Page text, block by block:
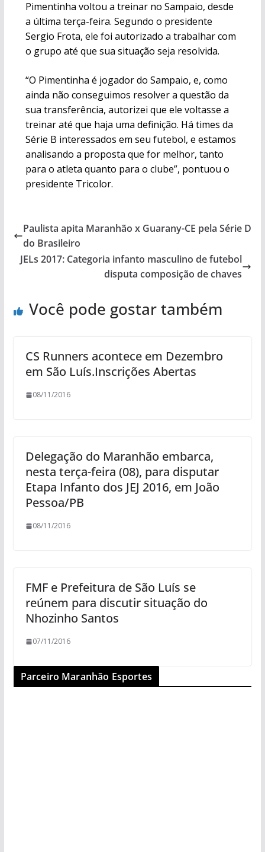
Pimentinha voltou a treinar no Sampaio, desde
a última terça-feira. Segundo o presidente
Sergio Frota, ele foi autorizado a trabalhar com
o grupo até que sua situação seja resolvida.
“O Pimentinha é jogador do Sampaio, e, como
ainda não conseguimos resolver a questão da
sua transferência, autorizei que ele voltasse a
treinar até que haja uma definição. Há times da
Série B interessados em seu futebol, e estamos
analisando a proposta que for melhor, tanto
para o atleta quanto para o clube”, pontuou o
presidente Tricolor.
Paulista apita Maranhão x Guarany-CE pela Série D
do Brasileiro
JELs 2017: Categoria infanto masculino de futebol
disputa composição de chaves
Você pode gostar também
CS Runners acontece em Dezembro
em São Luís.Inscrições Abertas
08/11/2016
Delegação do Maranhão embarca,
nesta terça-feira (08), para disputar
Etapa Infanto dos JEJ 2016, em João
Pessoa/PB
08/11/2016
FMF e Prefeitura de São Luís se
reúnem para discutir situação do
Nhozinho Santos
07/11/2016
Parceiro Maranhão Esportes